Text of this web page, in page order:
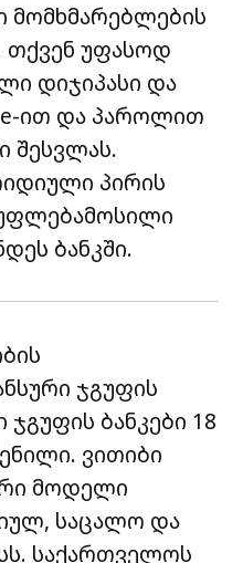
მომხმარებლების
თქვენ უფასოდ
დიჯიპასი და
ით და პაროლით
შესვლას.
პირის
ბანკში.
ჯგუფის
ბანკები 18
ვითიბი
მოდელი
საცალო და
საქართველოს